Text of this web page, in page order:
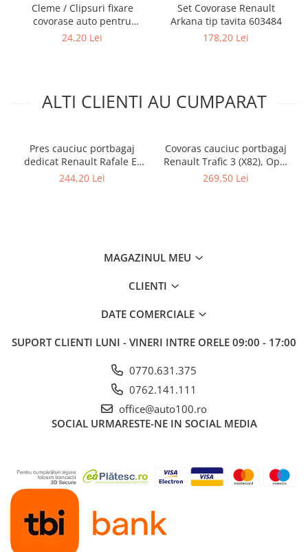
Cleme / Clipsuri fixare
covorase auto pentru
Renault / Nissan
24,20 Lei
Set Covorase Renault
Arkana tip tavita 603484
178,20 Lei
ALTI CLIENTI AU CUMPARAT
Pres cauciuc portbagaj
dedicat Renault Rafale E-
Tech Hybrid si Plug-in
244,20 Lei
Covoras cauciuc portbagaj
Renault Trafic 3 (X82), Opel
Vivaro B, Fiat Talento Combi
269,50 Lei
MAGAZINUL MEU
CLIENTI
DATE COMERCIALE
SUPORT CLIENTI LUNI - VINERI INTRE ORELE 09:00 - 17:00
0770.631.375
0762.141.111
office@auto100.ro
SOCIAL URMARESTE-NE IN SOCIAL MEDIA